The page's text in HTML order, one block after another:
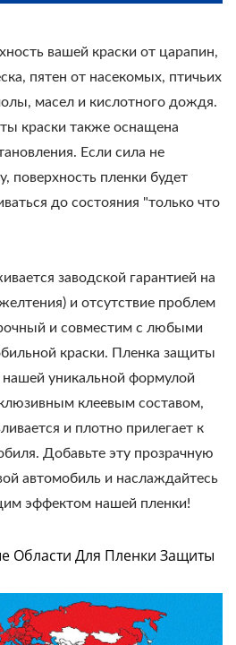
вашей краски от царапин,
пятен от насекомых, птичьих
масел и кислотного дождя.
краски также оснащена
Если сила не
поверхность пленки будет
до состояния "только что
заводской гарантией на
и отсутствие проблем
и совместим с любыми
краски. Пленка защиты
уникальной формулой
клеевым составом,
и плотно прилегает к
Добавьте эту прозрачную
автомобиль и наслаждайтесь
эффектом нашей пленки!
Области Для Пленки Защиты